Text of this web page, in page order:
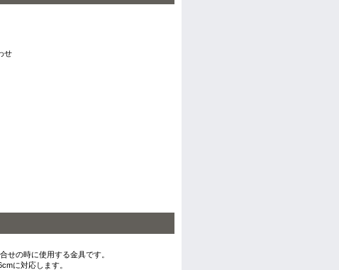
せ
せの時に使用する金具です。
に対応します。